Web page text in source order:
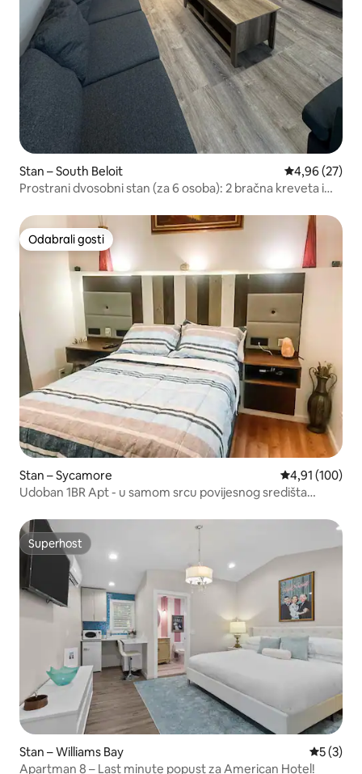
Stan – South Beloit Prosječna
4,96 (27)
Prostrani dvosobni stan (za 6 osoba): 2 bračna kreveta i
Odabrali gosti
Odabrali gosti
Stan – Sycamore Prosječna
4,91 (100)
Udoban 1BR Apt - u samom srcu povijesnog središta
Superhost
Superhost
Stan – Williams Bay
5 (3)
Apartman 8 – Last minute popust za American Hotel!